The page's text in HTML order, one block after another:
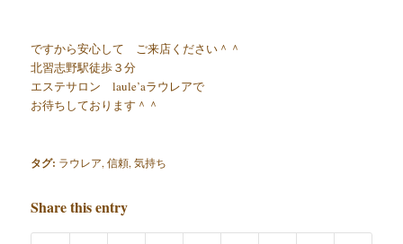
ですから安心して ご来店ください＾＾
北習志野駅徒歩３分
エステサロン laule’aラウレアで
お待ちしております＾＾
タグ: ラウレア, 信頼, 気持ち
Share this entry